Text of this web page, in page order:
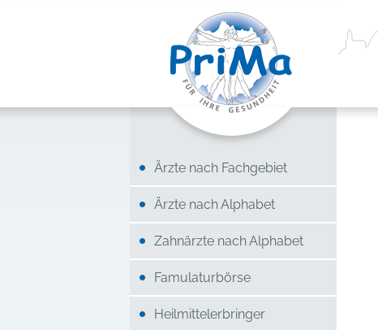
Ärzte nach Fachgebiet
Ärzte nach Alphabet
Zahnärzte nach Alphabet
Famulaturbörse
Heilmittelerbringer